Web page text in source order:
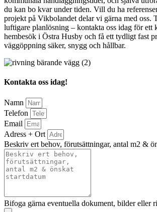
du kan bo kvar under tiden. Vill du ha
projekt på Vikbolandet delar vi gärna med oss.
luftigare planlösning – kontakta oss idag för ett
hembesök i Östra Husby och få ett tydligt fast
väggöppning säker, snygg och hållbar.
Kontakta oss idag!
Namn
Telefon
Email
Adress + Ort
Beskriv ert behov, förutsättningar, antal m2 &
Bifoga gärna eventuella dokument, bilder eller